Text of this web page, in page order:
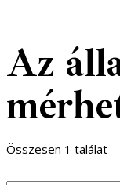
Az
Összesen 1 találat